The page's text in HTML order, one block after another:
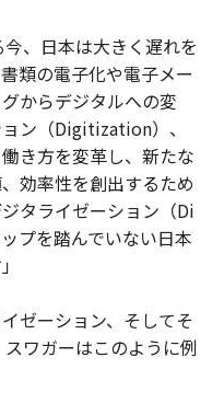
今、日本は大きく遅れを
類の電子化や電子メー
からデジタルへの変
ン（Digitization）、
き方を変革し、新たな
効率性を創出するため
タライゼーション（Di
プを踏んでいない日本
ゼーション、そしてそ
ワガーはこのように例